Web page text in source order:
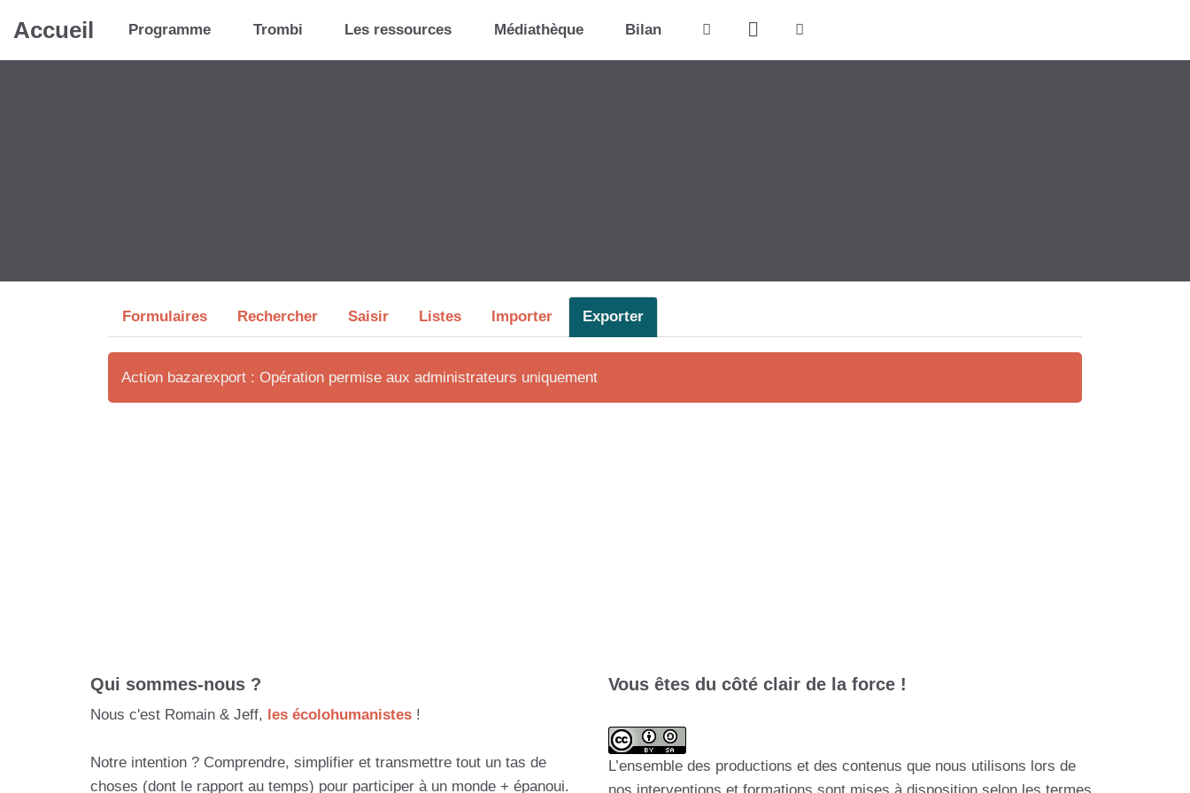
Aller au contenu principal
Accueil Programme Trombi Les ressources Médiathèque Bilan Rechercher
Formulaires Rechercher Saisir Listes Importer Exporter
Action bazarexport : Opération permise aux administrateurs uniquement
Qui sommes-nous ?
Nous c'est Romain & Jeff, les écolohumanistes !
Notre intention ? Comprendre, simplifier et transmettre tout un tas de
choses (dont le rapport au temps) pour participer à un monde + épanoui.
Vous êtes du côté clair de la force !
L’ensemble des productions et des contenus que nous utilisons lors de